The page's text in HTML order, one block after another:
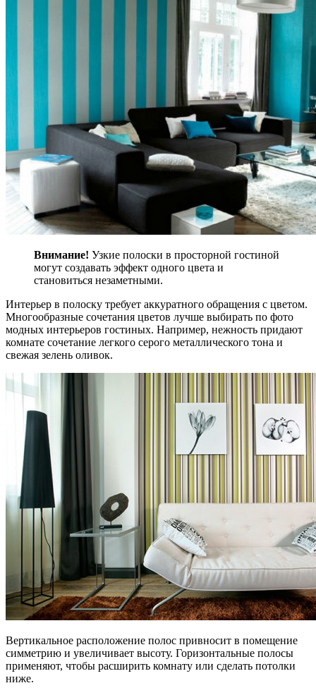
Внимание! Узкие полоски в просторной гостиной
могут создавать эффект одного цвета и
становиться незаметными.
Интерьер в полоску требует аккуратного обращения с цветом.
Многообразные сочетания цветов лучше выбирать по фото
модных интерьеров гостиных. Например, нежность придают
комнате сочетание легкого серого металлического тона и
свежая зелень оливок.
Вертикальное расположение полос привносит в помещение
симметрию и увеличивает высоту. Горизонтальные полосы
применяют, чтобы расширить комнату или сделать потолки
ниже.